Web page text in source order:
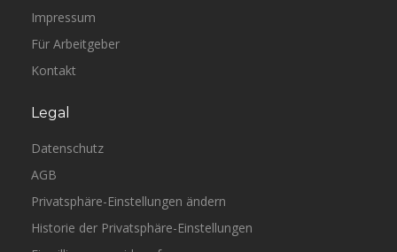
Impressum
Für Arbeitgeber
Kontakt
Legal
Datenschutz
AGB
Privatsphäre-Einstellungen ändern
Historie der Privatsphäre-Einstellungen